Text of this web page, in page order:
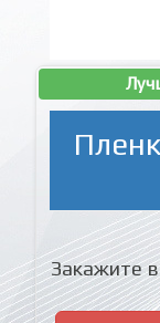
Закажите